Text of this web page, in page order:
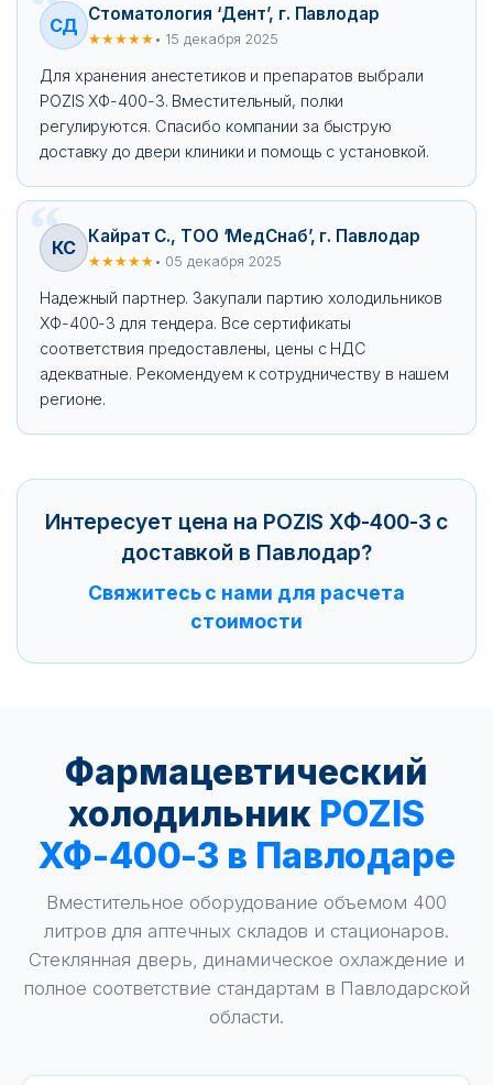
СД
Стоматология ‘Дент’, г. Павлодар
★★★★★ • 15 декабря 2025
Для хранения анестетиков и препаратов выбрали
POZIS ХФ-400-3. Вместительный, полки
регулируются. Спасибо компании за быструю
доставку до двери клиники и помощь с установкой.
КС
Кайрат С., ТОО ‘МедСнаб’, г. Павлодар
★★★★★ • 05 декабря 2025
Надежный партнер. Закупали партию холодильников
ХФ-400-3 для тендера. Все сертификаты
соответствия предоставлены, цены с НДС
адекватные. Рекомендуем к сотрудничеству в нашем
регионе.
Интересует цена на POZIS ХФ-400-3 с
доставкой в Павлодар?
Свяжитесь с нами для расчета
стоимости
Фармацевтический
холодильник POZIS
ХФ-400-3 в Павлодаре
Вместительное оборудование объемом 400
литров для аптечных складов и стационаров.
Стеклянная дверь, динамическое охлаждение и
полное соответствие стандартам в Павлодарской
области.